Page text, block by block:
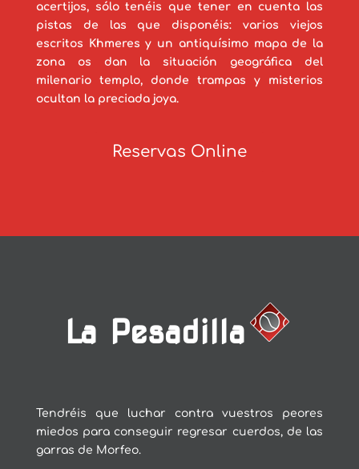
acertijos, sólo tenéis que tener en cuenta las
pistas de las que disponéis: varios viejos
escritos Khmeres y un antiquísimo mapa de la
zona os dan la situación geográfica del
milenario templo, donde trampas y misterios
ocultan la preciada joya.
Reservas Online
La Pesadilla
Tendréis que luchar contra vuestros peores
miedos para conseguir regresar cuerdos, de las
garras de Morfeo.